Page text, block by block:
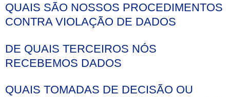
QUAIS SÃO NOSSOS PROCEDIMENTOS
CONTRA VIOLAÇÃO DE DADOS
DE QUAIS TERCEIROS NÓS
RECEBEMOS DADOS
QUAIS TOMADAS DE DECISÃO OU